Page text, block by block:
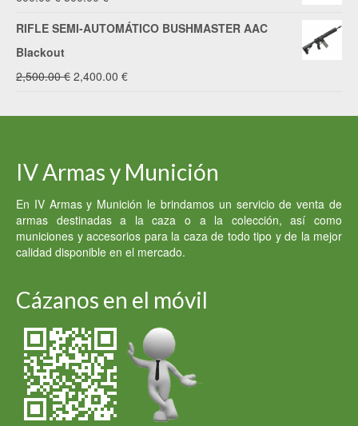
precio
precio
RIFLE SEMI-AUTOMÁTICO BUSHMASTER AAC
Blackout
2,500.00€ El
2,500.00 €.
2,400.00 €El
2,400.00 €.
IV Armas y Munición
En IV Armas y Munición le brindamos un servicio de venta de
armas destinadas a la caza o a la colección, así como
municiones y accesorios para la caza de todo tipo y de la mejor
calidad disponible en el mercado.
Cázanos en el móvil